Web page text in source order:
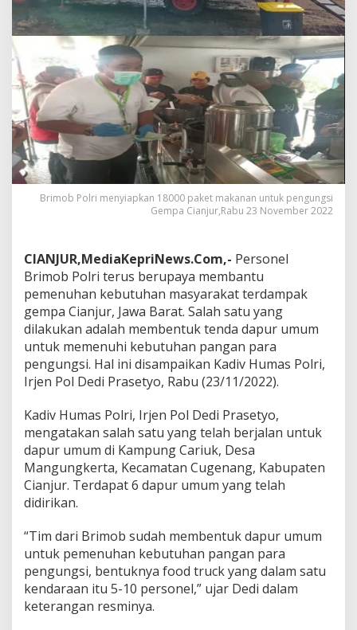
C
i
a
n
j
u
B
r
m
o
b
r
i
S
e
d
i
k
a
n
.
0
0
0
P
t
M
a
k
a
n
Brimob Polri menyiapkan 18000 paket makanan untuk pengungsi
Gempa Cianjur,Rabu 23 November 2022
CIANJUR,MediaKepriNews.Com,- Personel
Brimob Polri terus berupaya membantu
pemenuhan kebutuhan masyarakat terdampak
gempa Cianjur, Jawa Barat. Salah satu yang
dilakukan adalah membentuk tenda dapur umum
untuk memenuhi kebutuhan pangan para
pengungsi. Hal ini disampaikan Kadiv Humas Polri,
Irjen Pol Dedi Prasetyo, Rabu (23/11/2022).
Kadiv Humas Polri, Irjen Pol Dedi Prasetyo,
mengatakan salah satu yang telah berjalan untuk
dapur umum di Kampung Cariuk, Desa
Mangungkerta, Kecamatan Cugenang, Kabupaten
Cianjur. Terdapat 6 dapur umum yang telah
didirikan.
“Tim dari Brimob sudah membentuk dapur umum
untuk pemenuhan kebutuhan pangan para
pengungsi, bentuknya food truck yang dalam satu
kendaraan itu 5-10 personel,” ujar Dedi dalam
keterangan resminya.